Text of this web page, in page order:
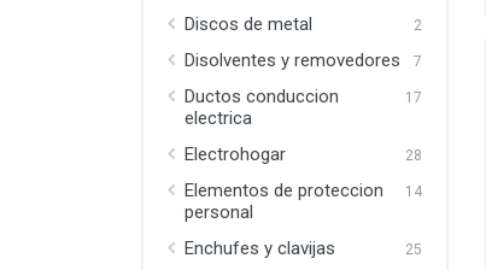
Discos de metal 2
Disolventes y removedores 7
Ductos conduccion
electrica
17
Electrohogar 28
Elementos de proteccion
personal
14
Enchufes y clavijas 25